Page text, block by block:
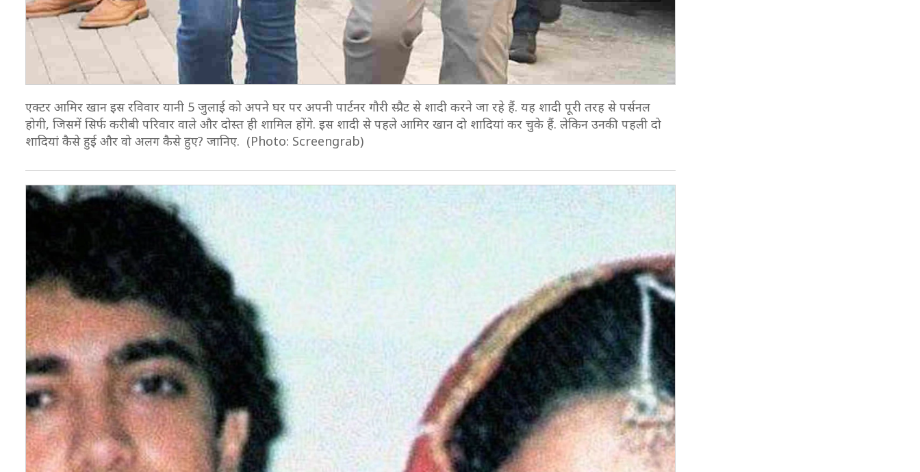
एक्टर आमिर खान इस रविवार यानी 5 जुलाई को अपने घर पर अपनी पार्टनर गौरी स्प्रैट से शादी करने जा रहे हैं. यह शादी पूरी तरह से पर्सनल
होगी, जिसमें सिर्फ करीबी परिवार वाले और दोस्त ही शामिल होंगे. इस शादी से पहले आमिर खान दो शादियां कर चुके हैं. लेकिन उनकी पहली दो
शादियां कैसे हुई और वो अलग कैसे हुए? जानिए. (Photo: Screengrab)